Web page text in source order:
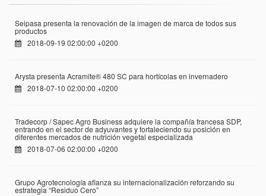
Seipasa presenta la renovación de la imagen de marca de todos sus
productos
2018-09-19 02:00:00 +0200
Arysta presenta Acramite® 480 SC para hortícolas en invernadero
2018-07-10 02:00:00 +0200
Tradecorp / Sapec Agro Business adquiere la compañía francesa SDP,
entrando en el sector de adyuvantes y fortaleciendo su posición en
diferentes mercados de nutrición vegetal especializada
2018-07-06 02:00:00 +0200
Grupo Agrotecnología afianza su internacionalización reforzando su
estrategia “Residuo Cero”